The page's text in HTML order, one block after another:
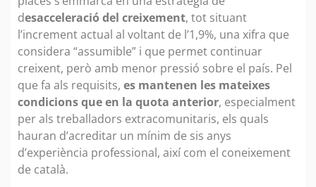
desacceleració del creixement, tot situant
l’increment actual al voltant de l’1,9%, una xifra que
considera “assumible” i que permet continuar
creixent, però amb menor pressió sobre el país. Pel
que fa als requisits, es mantenen les mateixes
condicions que en la quota anterior, especialment
per als treballadors extracomunitaris, els quals
hauran d’acreditar un mínim de sis anys
d’experiència professional, així com el coneixement
de català.